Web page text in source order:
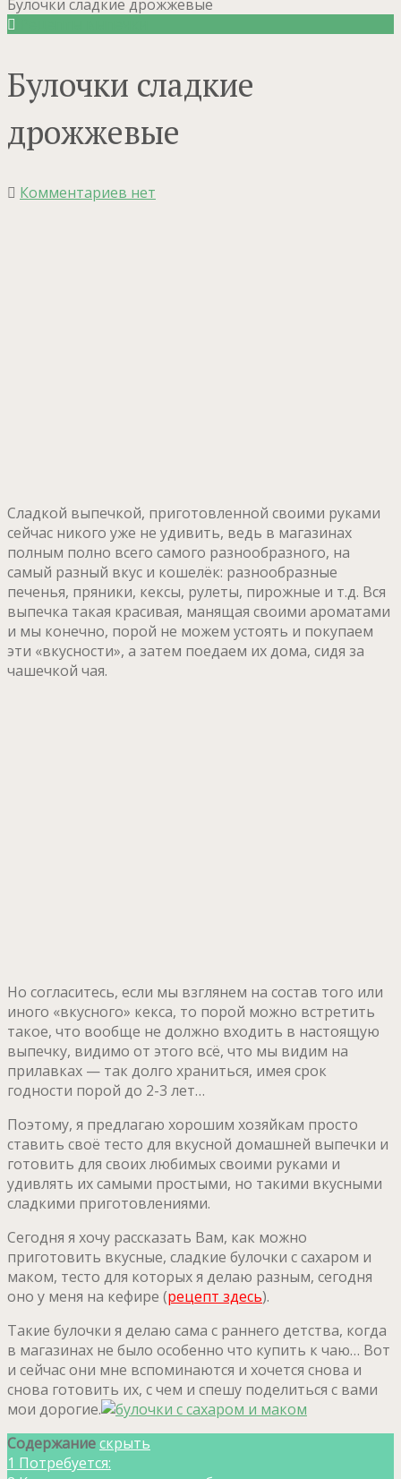
Булочки сладкие дрожжевые
Булочки сладкие
дрожжевые
Комментариев нет
Сладкой выпечкой, приготовленной своими руками
сейчас никого уже не удивить, ведь в магазинах
полным полно всего самого разнообразного, на
самый разный вкус и кошелёк: разнообразные
печенья, пряники, кексы, рулеты, пирожные и т.д. Вся
выпечка такая красивая, манящая своими ароматами
и мы конечно, порой не можем устоять и покупаем
эти «вкусности», а затем поедаем их дома, сидя за
чашечкой чая.
Но согласитесь, если мы взглянем на состав того или
иного «вкусного» кекса, то порой можно встретить
такое, что вообще не должно входить в настоящую
выпечку, видимо от этого всё, что мы видим на
прилавках — так долго храниться, имея срок
годности порой до 2-3 лет…
Поэтому, я предлагаю хорошим хозяйкам просто
ставить своё тесто для вкусной домашней выпечки и
готовить для своих любимых своими руками и
удивлять их самыми простыми, но такими вкусными
сладкими приготовлениями.
Сегодня я хочу рассказать Вам, как можно
приготовить вкусные, сладкие булочки с сахаром и
маком, тесто для которых я делаю разным, сегодня
оно у меня на кефире (рецепт здесь).
Такие булочки я делаю сама с раннего детства, когда
в магазинах не было особенно что купить к чаю… Вот
и сейчас они мне вспоминаются и хочется снова и
снова готовить их, с чем и спешу поделиться с вами
мои дорогие.
Содержаниескрыть
1 Потребуется: